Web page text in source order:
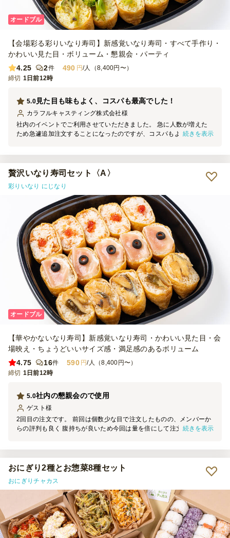
オードブル
【会場彩る彩りいなり寿司】新感覚いなり寿司・すべて手作り・
かわいい見た目・ボリューム・懇親会・パーティ
4.25
2件 490 円/人（8,400円〜）
締切 1日前12時
見た目も味もよく、コスパも最高でした！
5.0
カラフルキャスティング株式会社様
社内のイベントでご利用させていただきました。 急に人数が増えた
ため急遽追加注文することになったのですが、コスパもよく見た目も
続きを表示
贅沢いなり寿司セット〈A〉
彩りいなり にじなり
オードブル
【華やかないなり寿司】新感覚いなり寿司・かわいい見た目・会
場映え・ちょうどいいサイズ感・満足感のあるボリューム
4.75
16件 590 円/人（8,400円〜）
締切 1日前12時
社内の懇親会ので使用
5.0
ゲスト 様
2回目の注文です。 前回は個数少な目で注文したものの、メンバーか
らの評判も良く 腹持ちが良いため今回は量を倍にして注文しまし
続きを表示
おにぎり2種とお惣菜8種セット
おにぎりチャカス